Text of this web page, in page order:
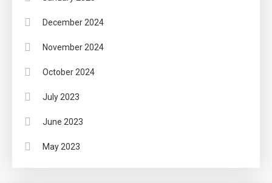
December 2024
November 2024
October 2024
July 2023
June 2023
May 2023